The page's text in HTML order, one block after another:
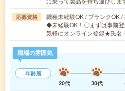
応募資格
職種未経験OK / ブランクOK /
◆未経験OK！〇まずは事前
気軽にオンライン登録★氏名
職場の雰囲気
年齢層
20代
30代